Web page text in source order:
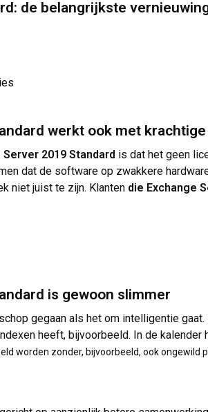
de belangrijkste
werkt ook met
Server 2019 Standard is dat het geen
dat de software op zwakkere
niet juist te zijn. Klanten die Exchange
is gewoon slimmer
gegaan als het om intelligentie
heeft, bijvoorbeeld. In de
worden zonder, bijvoorbeeld, ook ongewild